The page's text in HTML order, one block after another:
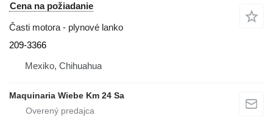
Cena na požiadanie
Časti motora - plynové lanko
209-3366
Mexiko, Chihuahua
Maquinaria Wiebe Km 24 Sa